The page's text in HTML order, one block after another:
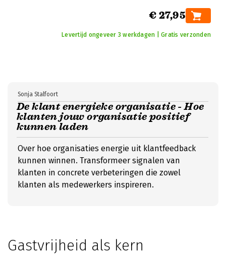
€ 27,95
Levertijd ongeveer 3 werkdagen | Gratis verzonden
De klant energieke organisatie - Hoe
klanten jouw organisatie positief
kunnen laden
Sonja Stalfoort
Over hoe organisaties energie uit klantfeedback
kunnen winnen. Transformeer signalen van
klanten in concrete verbeteringen die zowel
klanten als medewerkers inspireren.
Gastvrijheid als kern